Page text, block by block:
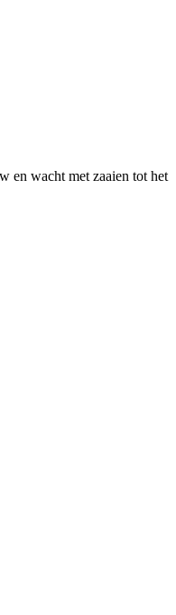
en wacht met zaaien tot het